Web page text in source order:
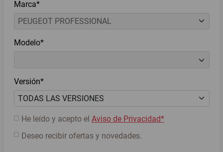
Marca*
Modelo*
Versión*
He leído y acepto el Aviso de Privacidad*
Deseo recibir ofertas y novedades.